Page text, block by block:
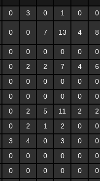
0 3 0 1 0 0
0 0 7 13 4 8
0 0 0 0 0
0
0 2 2 7 4
6
0 0 0 0 0
0
0 0 0 0 0
0
0 2 5 11 2
2
0 2 1 2 0
0
3 4 0 3 0
0
0 0 0 0 0
0
0 0 0 0 0
0